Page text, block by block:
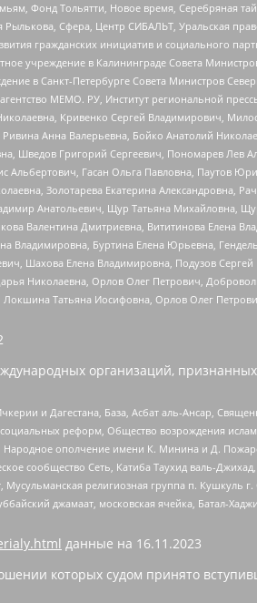
Фонд Тольятти, Новое время, Серебряная
Сфера, Центр СИБАЛЬТ, Уральская
гражданских инициатив и социального
в Калининграде Совета
в Санкт-Петербурге Совета Министров
МЕМО. РУ, Институт региональной
Кривенко Сергей Владимирович,
Анна Валерьевна, Бойко Анатолий
Григорий Сергеевич, Пономарев Лев
Гасан Ольга Павловна, Паутов
Золотарева Екатерина Александровна,
Анатольевич, Щур Татьяна Михайловна,
Валентина Дмитриевна, Вититинова Елена
Владимировна, Буртина Елена Юрьевна,
Шахова Елена Владимировна, Подузов
Николаевна, Орлов Олег Петрович,
Татьяна Иосифовна, Орлов Олег
организаций, признанных
и Дагестана, База, Асбат аль-Ансар,
реформ, Общество возрождения
ополчение имени К. Минина и Д.
сообщество Сеть, Катиба Таухид валь-
религиозная группа п.
джамаат, московская ячейка, Батал-
данные на 16.11.2023
которых судом принято